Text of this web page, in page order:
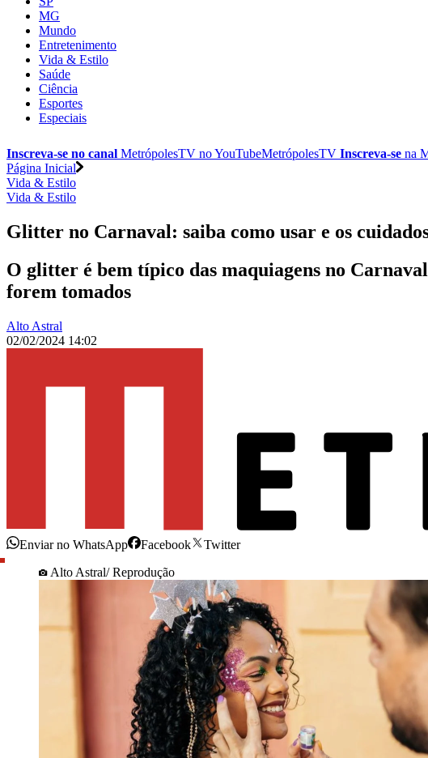
MG
Mundo
Entretenimento
Vida & Estilo
Saúde
Ciência
Esportes
Especiais
Inscreva-se no canal MetrópolesTV noYouTubeMetrópolesTV Inscreva-se na
Página Inicial
Vida & Estilo
Vida & Estilo
Glitter no Carnaval: saiba como usar e os
O glitter é bem típico das maquiagens no
forem tomados
Alto Astral
02/02/2024 14:02
Enviar no WhatsApp Facebook
Twitter
Alto Astral/ Reprodução